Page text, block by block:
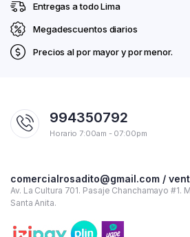
Entregas a todo Lima
Megadescuentos diarios
Precios al por mayor y por menor.
994350792
Horario 7:00am - 07:00pm
comercialrosadito@gmail.com /
Av. La Cultura 701. Pasaje Chanchamayo #1.
Santa Anita.